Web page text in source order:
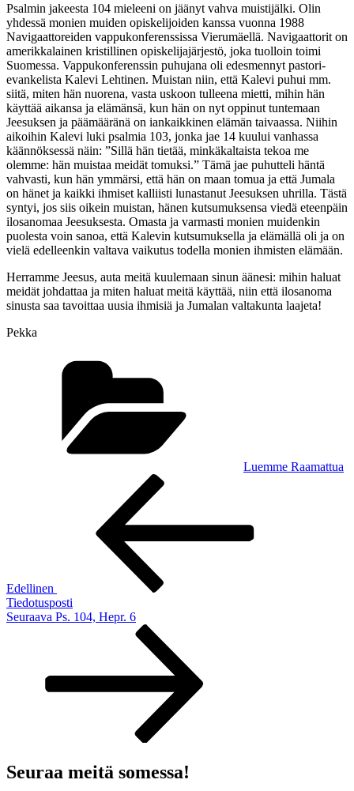
Psalmin jakeesta 104 mieleeni on jäänyt vahva muistijälki. Olin
yhdessä monien muiden opiskelijoiden kanssa vuonna 1988
Navigaattoreiden vappukonferenssissa Vierumäellä. Navigaattorit on
amerikkalainen kristillinen opiskelijajärjestö, joka tuolloin toimi
Suomessa. Vappukonferenssin puhujana oli edesmennyt pastori-
evankelista Kalevi Lehtinen. Muistan niin, että Kalevi puhui mm.
siitä, miten hän nuorena, vasta uskoon tulleena mietti, mihin hän
käyttää aikansa ja elämänsä, kun hän on nyt oppinut tuntemaan
Jeesuksen ja päämääränä on iankaikkinen elämän taivaassa. Niihin
aikoihin Kalevi luki psalmia 103, jonka jae 14 kuului vanhassa
käännöksessä näin: ”Sillä hän tietää, minkäkaltaista tekoa me
olemme: hän muistaa meidät tomuksi.” Tämä jae puhutteli häntä
vahvasti, kun hän ymmärsi, että hän on maan tomua ja että Jumala
on hänet ja kaikki ihmiset kalliisti lunastanut Jeesuksen uhrilla. Tästä
syntyi, jos siis oikein muistan, hänen kutsumuksensa viedä eteenpäin
ilosanomaa Jeesuksesta. Omasta ja varmasti monien muidenkin
puolesta voin sanoa, että Kalevin kutsumuksella ja elämällä oli ja on
vielä edelleenkin valtava vaikutus todella monien ihmisten elämään.
Herramme Jeesus, auta meitä kuulemaan sinun äänesi: mihin haluat
meidät johdattaa ja miten haluat meitä käyttää, niin että ilosanoma
sinusta saa tavoittaa uusia ihmisiä ja Jumalan valtakunta laajeta!
Pekka
Luemme Raamattua
Edellinen
Tiedotusposti
Seuraava
Seuraava Ps. 104, Hepr. 6
Seuraa meitä somessa!